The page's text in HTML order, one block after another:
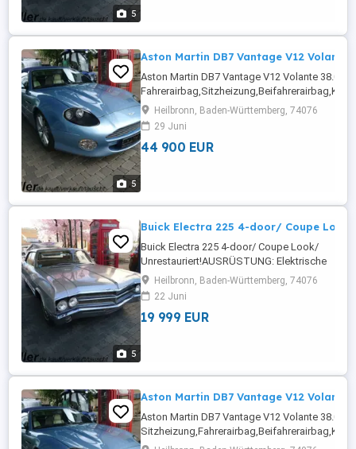
5
5
Aston Martin DB7 Vantage V12 Volante
Aston Martin DB7 Vantage V12 Volante 38.000
Fensterheber,Zentralverriegelung mit
Funkfernbedienung,Alufelgen,Elektrische
Heilbronn, Baden-Württemberg, 74076
29 Juni
44 900 EUR
5
Buick Electra 225 4-door/ Coupe
Buick Electra 225 4-door/ Coupe Look/
Unrestauriert!AUSRÜSTUNG: Elektrische
Fensterheber,HU/AU neuDetails: Weitere Infos
KontaktAutoscout24.de
Heilbronn, Baden-Württemberg, 74076
22 Juni
19 999 EUR
Aston Martin DB7 Vantage V12 Volante
Aston Martin DB7 Vantage V12 Volante 38.000
Fensterheber,Alufelgen,Zentralverriegelung mit